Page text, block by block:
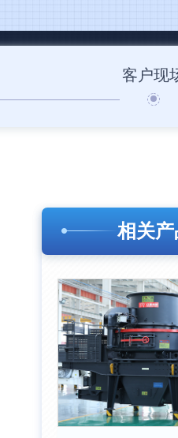
客户现
相关